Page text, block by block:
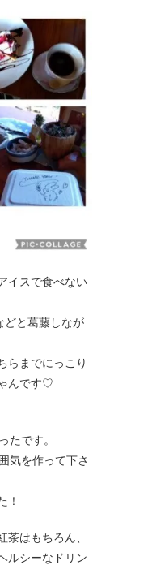
イスで食べない
どと葛藤しなが
らまでにっこり
んです♡
たです。
気を作って下さ
！
茶はもちろん、
ルシーなドリン